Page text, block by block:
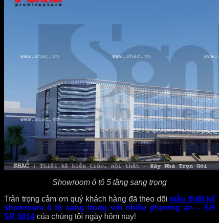
Showroom ô tô 5 tầng sang trọng
Trân trọng cảm ơn quý khách hàng đã theo dõi mẫu thiết kế
showroom ô tô sang trọng với nhiều phương án – SH
SR 0014 của chúng tôi ngày hôm nay!